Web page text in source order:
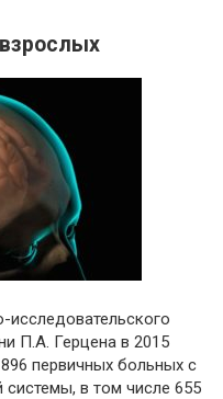
П.А. Герцена в 2015
первичных больных с
системы, в том числе 655